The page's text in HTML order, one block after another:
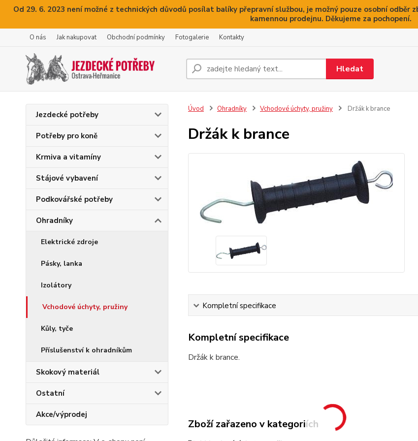
Od 29. 6. 2023 není možné z technických důvodů posílat balíky přepravní službou, je možný pouze osobní
kamennou prodejnu. Děkujeme za pochopení.
O nás Jak nakupovat Obchodní podmínky Fotogalerie Kontakty
Hledat
Jezdecké potřeby
Potřeby pro koně
Krmiva a vitamíny
Stájové vybavení
Podkovářské potřeby
Ohradníky
Elektrické zdroje
Pásky, lanka
Izolátory
Vchodové úchyty, pružiny
Kůly, tyče
Příslušenství k ohradníkům
Skokový materiál
Ostatní
Akce/výprodej
Úvod Ohradníky Vchodové úchyty, pružiny Držák k brance
Držák k brance
Kompletní specifikace
Kompletní specifikace
Držák k brance.
Zboží zařazeno v kategoriích